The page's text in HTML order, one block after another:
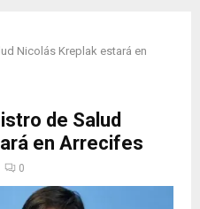
Nicolás Kreplak estará en
de Salud
en Arrecifes
0